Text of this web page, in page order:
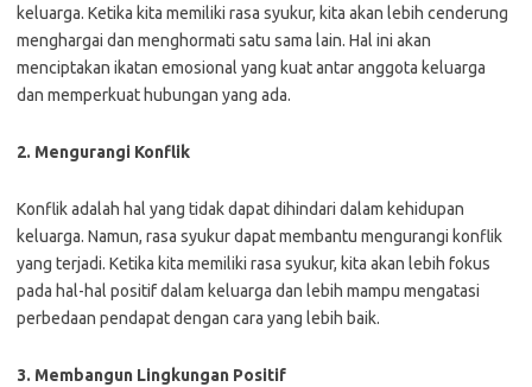
keluarga. Ketika kita memiliki rasa syukur, kita akan lebih cenderung
menghargai dan menghormati satu sama lain. Hal ini akan
menciptakan ikatan emosional yang kuat antar anggota keluarga
dan memperkuat hubungan yang ada.
2. Mengurangi Konflik
Konflik adalah hal yang tidak dapat dihindari dalam kehidupan
keluarga. Namun, rasa syukur dapat membantu mengurangi konflik
yang terjadi. Ketika kita memiliki rasa syukur, kita akan lebih fokus
pada hal-hal positif dalam keluarga dan lebih mampu mengatasi
perbedaan pendapat dengan cara yang lebih baik.
3. Membangun Lingkungan Positif